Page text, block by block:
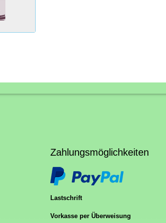
Zahlungsmöglichkeiten
Lastschrift
Vorkasse per Überweisung